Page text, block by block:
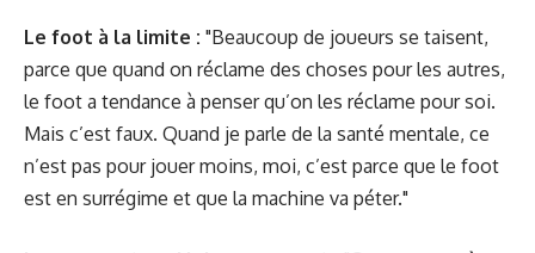
Le foot à la limite : "Beaucoup de joueurs se taisent,
parce que quand on réclame des choses pour les autres,
le foot a tendance à penser qu’on les réclame pour soi.
Mais c’est faux. Quand je parle de la santé mentale, ce
n’est pas pour jouer moins, moi, c’est parce que le foot
est en surrégime et que la machine va péter."